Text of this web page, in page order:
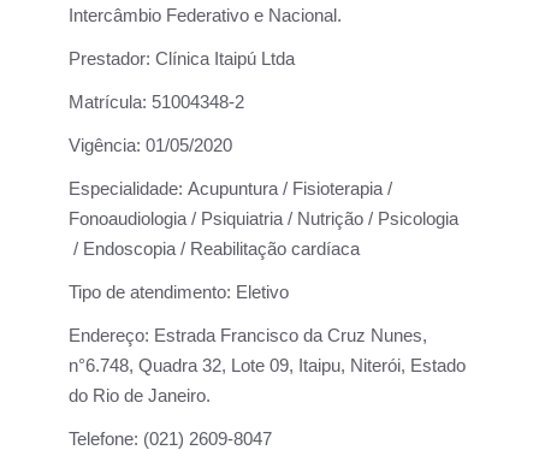
Intercâmbio Federativo e Nacional.
Prestador: Clínica Itaipú Ltda
Matrícula: 51004348-2
Vigência: 01/05/2020
Especialidade: Acupuntura / Fisioterapia /
Fonoaudiologia / Psiquiatria / Nutrição / Psicologia
/ Endoscopia / Reabilitação cardíaca
Tipo de atendimento: Eletivo
Endereço: Estrada Francisco da Cruz Nunes,
n°6.748, Quadra 32, Lote 09, Itaipu, Niterói, Estado
do Rio de Janeiro.
Telefone: (021) 2609-8047